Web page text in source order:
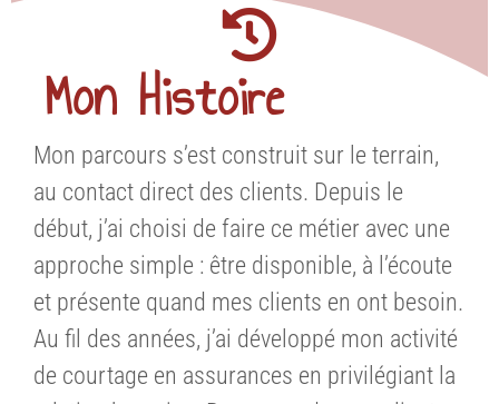
Mon Histoire
Mon parcours s’est construit sur le terrain,
au contact direct des clients. Depuis le
début, j’ai choisi de faire ce métier avec une
approche simple : être disponible, à l’écoute
et présente quand mes clients en ont besoin.
Au fil des années, j’ai développé mon activité
de courtage en assurances en privilégiant la